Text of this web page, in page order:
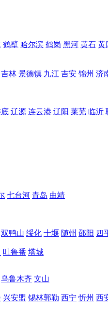
鹤壁 哈尔滨 鹤岗 黑河 黄石 黄
吉林 景德镇 九江 吉安 锦州 济
辽源 连云港 辽阳 莱芜 临沂
七台河 青岛 曲靖
双鸭山 绥化 十堰 随州 邵阳 四
吐鲁番 塔城
乌鲁木齐 文山
兴安盟 锡林郭勒 西宁 忻州 西